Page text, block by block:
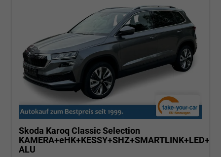
Skoda Karoq Classic Selection
ALU